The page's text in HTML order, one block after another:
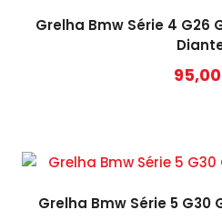
Grelha Bmw Série 4 G26
95,00
Grelha Bmw Série 5 G30